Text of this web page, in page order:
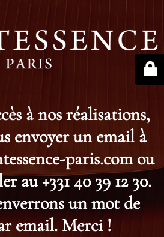
à nos réalisations,
envoyer un email à
paris.com ou
au +331 40 39 12 30.
un mot de
email. Merci !